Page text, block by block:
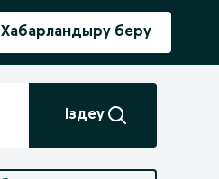
Хабарландыру беру
Іздеу